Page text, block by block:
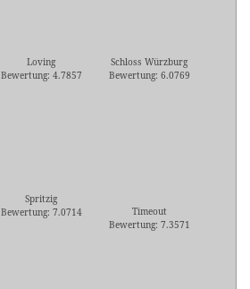
Loving
Bewertung: 4.7857
Schloss Würzburg
Bewertung: 6.0769
Spritzig
Bewertung: 7.0714
Timeout
Bewertung: 7.3571